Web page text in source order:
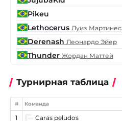
Pikeu
Lethocerus Луиз Мартинес
Derenash Леонардо Эйер
Thunder Жордан Маттей
Турнирная таблица
# Команда
1 Caras peludos